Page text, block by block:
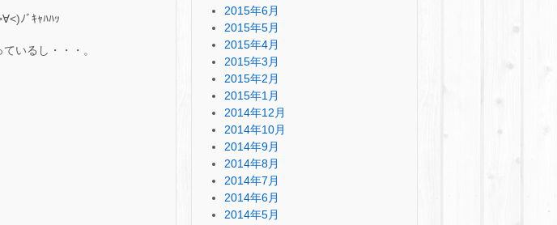
ﾉﾞｷｬﾊﾊｯ
いるし・・・。
2015年6月
2015年5月
2015年4月
2015年3月
2015年2月
2015年1月
2014年12月
2014年10月
2014年9月
2014年8月
2014年7月
2014年6月
2014年5月